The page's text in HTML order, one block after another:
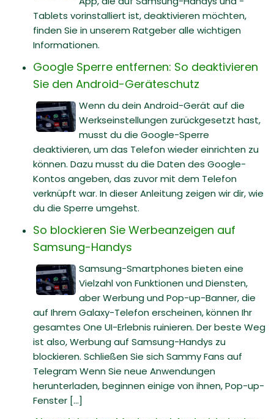
Tablets vorinstalliert ist, deaktivieren möchten,
finden Sie in unserem Ratgeber alle wichtigen
Informationen.
Google Sperre entfernen: So deaktivieren
Sie den Android-Geräteschutz
Wenn du dein Android-Gerät auf die
Werkseinstellungen zurückgesetzt hast,
musst du die Google-Sperre
deaktivieren, um das Telefon wieder einrichten zu
können. Dazu musst du die Daten des Google-
Kontos angeben, das zuvor mit dem Telefon
verknüpft war. In dieser Anleitung zeigen wir dir, wie
du die Sperre umgehst.
So blockieren Sie Werbeanzeigen auf
Samsung-Handys
Samsung-Smartphones bieten eine
Vielzahl von Funktionen und Diensten,
aber Werbung und Pop-up-Banner, die
auf Ihrem Galaxy-Telefon erscheinen, können Ihr
gesamtes One UI-Erlebnis ruinieren. Der beste Weg
ist also, Werbung auf Samsung-Handys zu
blockieren. Schließen Sie sich Sammy Fans auf
Telegram Wenn Sie neue Anwendungen
herunterladen, beginnen einige von ihnen, Pop-up-
Fenster [...]